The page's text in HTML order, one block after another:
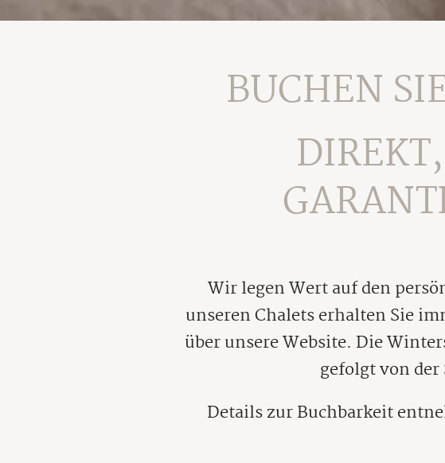
BUCHEN
Wir legen Wert auf den
unseren Chalets erhalten Sie
über unsere Website. Die
gefolgt von der
Details zur Buchbarkeit